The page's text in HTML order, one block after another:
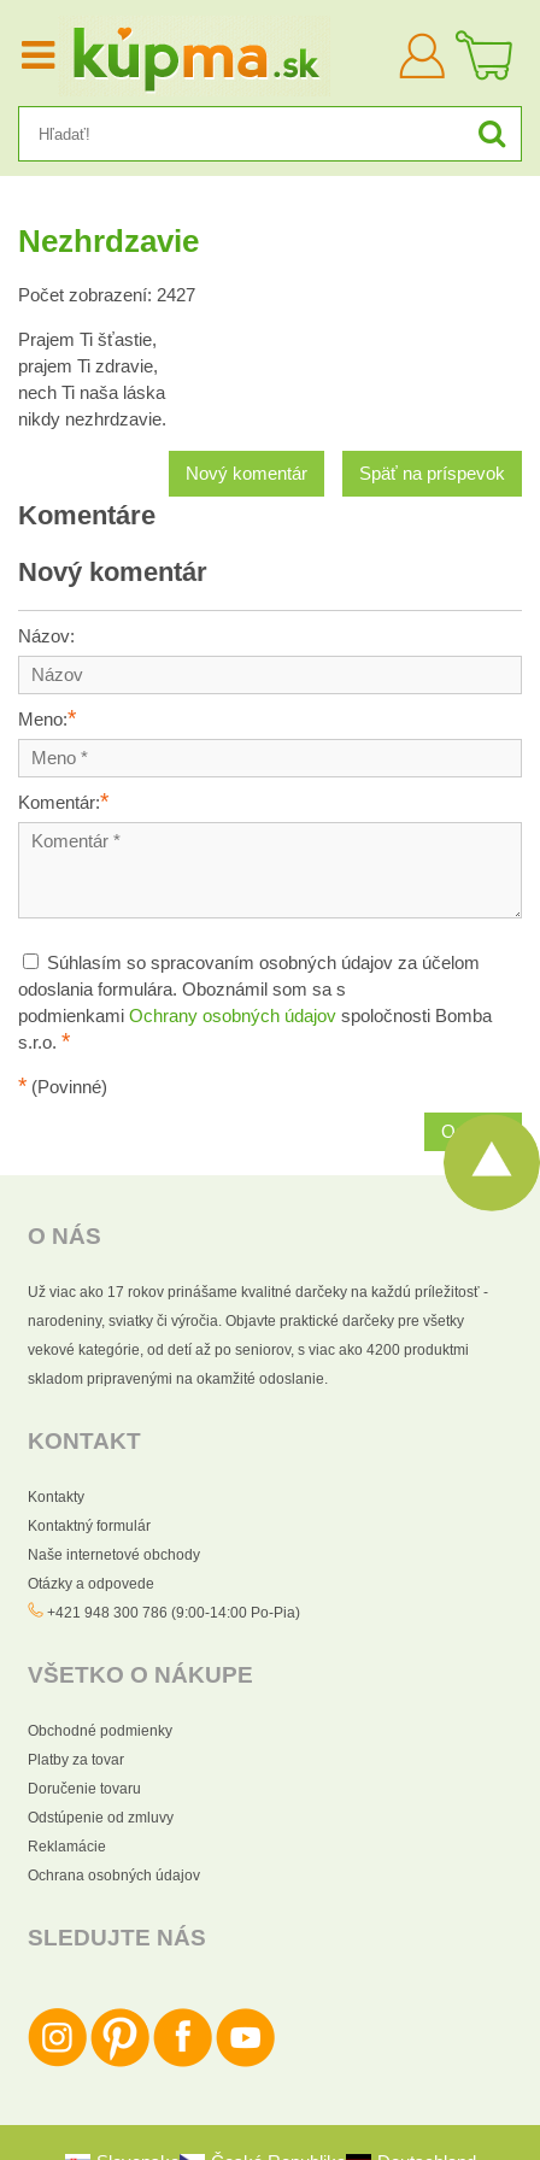
Prihlásiť
sa
Nezhrdzavie
Počet zobrazení: 2427
Prajem Ti šťastie,
prajem Ti zdravie,
nech Ti naša láska
nikdy nezhrdzavie.
Späť na príspevok
Nový komentár
Komentáre
Nový komentár
Názov:
Meno:*
Komentár:*
Súhlasím so spracovaním osobných údajov za účelom
odoslania formulára. Oboznámil som sa s
podmienkami Ochrany osobných údajov spoločnosti Bomba
s.r.o. *
* (Povinné)
Odoslať
O NÁS
Už viac ako 17 rokov prinášame kvalitné darčeky na každú príležitosť -
narodeniny, sviatky či výročia. Objavte praktické darčeky pre všetky
vekové kategórie, od detí až po seniorov, s viac ako 4200 produktmi
skladom pripravenými na okamžité odoslanie.
KONTAKT
Kontakty
Kontaktný formulár
Naše internetové obchody
Otázky a odpovede
+421 948 300 786 (9:00-14:00 Po-Pia)
VŠETKO O NÁKUPE
Obchodné podmienky
Platby za tovar
Doručenie tovaru
Odstúpenie od zmluvy
Reklamácie
Ochrana osobných údajov
SLEDUJTE NÁS